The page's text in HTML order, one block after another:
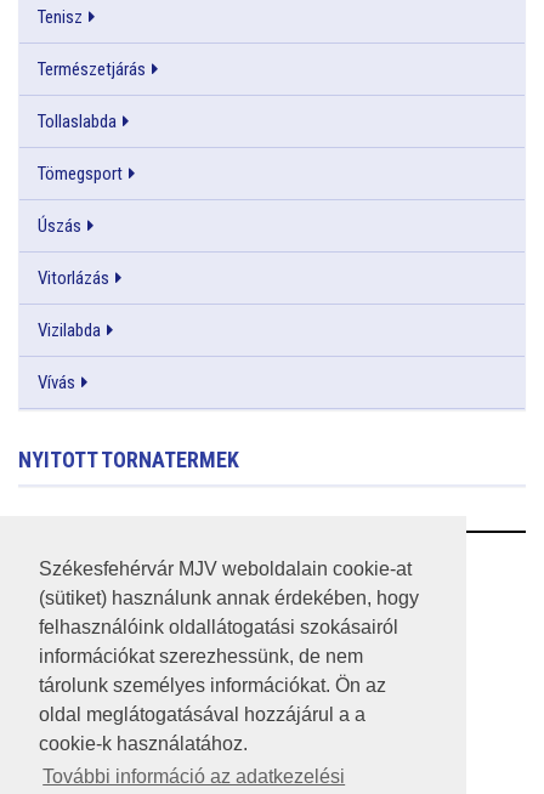
Székesfehérvár MJV weboldalain cookie-at
(sütiket) használunk annak érdekében, hogy
felhasználóink oldallátogatási szokásairól
információkat szerezhessünk, de nem
tárolunk személyes információkat. Ön az
oldal meglátogatásával hozzájárul a a
cookie-k használatához.
További információ az adatkezelési
Tenisz
Természetjárás
Tollaslabda
Tömegsport
Úszás
Vitorlázás
Vizilabda
Vívás
NYITOTT TORNATERMEK
RSS
A HONLAP 2017.03.31-I ÁLLAPOTA
JOGI NYILATKOZAT
IMPRESSZUM